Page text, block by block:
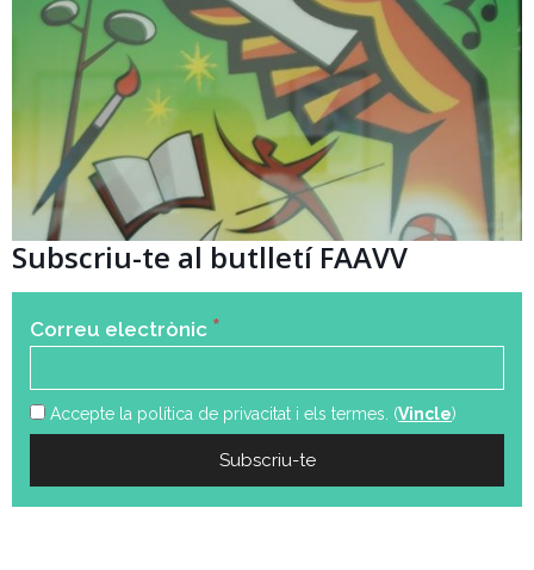
Subscriu-te al butlletí FAAVV
Correu electrònic *
Accepte la política de privacitat i els termes. (Vincle)